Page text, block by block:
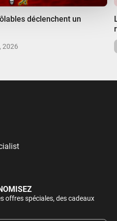
déclenchent un
2026
offres spéciales, des cadeaux